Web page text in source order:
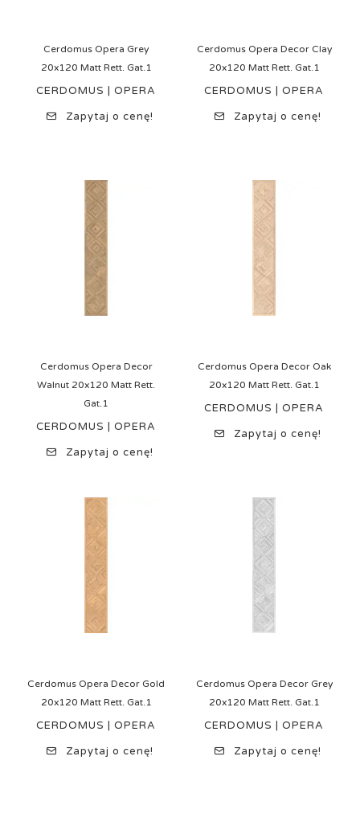
Cerdomus Opera Grey
20x120 Matt Rett. Gat.1
CERDOMUS | OPERA
Zapytaj o cenę!
Cerdomus Opera Decor Clay
20x120 Matt Rett. Gat.1
CERDOMUS | OPERA
Zapytaj o cenę!
Cerdomus Opera Decor
Walnut 20x120 Matt Rett.
Gat.1
CERDOMUS | OPERA
Zapytaj o cenę!
Cerdomus Opera Decor Oak
20x120 Matt Rett. Gat.1
CERDOMUS | OPERA
Zapytaj o cenę!
Cerdomus Opera Decor Gold
20x120 Matt Rett. Gat.1
CERDOMUS | OPERA
Zapytaj o cenę!
Cerdomus Opera Decor Grey
20x120 Matt Rett. Gat.1
CERDOMUS | OPERA
Zapytaj o cenę!